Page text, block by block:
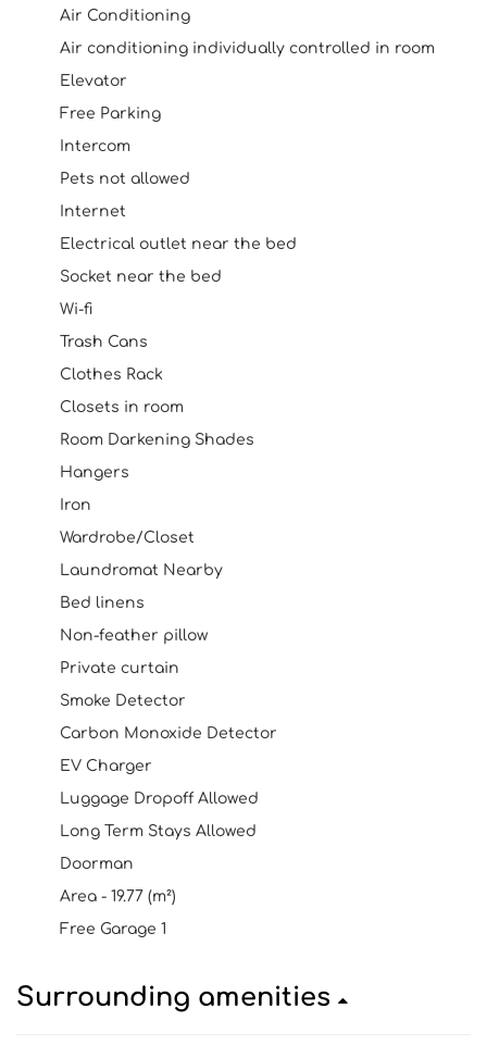
Air Conditioning
Air conditioning individually controlled in room
Elevator
Free Parking
Intercom
Pets not allowed
Internet
Electrical outlet near the bed
Socket near the bed
Wi-fi
Trash Cans
Clothes Rack
Closets in room
Room Darkening Shades
Hangers
Iron
Wardrobe/Closet
Laundromat Nearby
Bed linens
Non-feather pillow
Private curtain
Smoke Detector
Carbon Monoxide Detector
EV Charger
Luggage Dropoff Allowed
Long Term Stays Allowed
Doorman
Area - 19.77 (m²)
Free Garage 1
Surrounding amenities